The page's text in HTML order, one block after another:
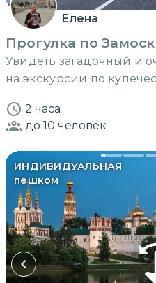
Елена
Прогулка по
Увидеть загадочный и
на экскурсии по
2 часа
до 10 человек
ИНДИВИДУАЛЬНАЯ
пешком